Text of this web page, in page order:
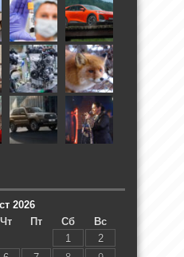
2026
Чт Пт Сб
Вс
1
2